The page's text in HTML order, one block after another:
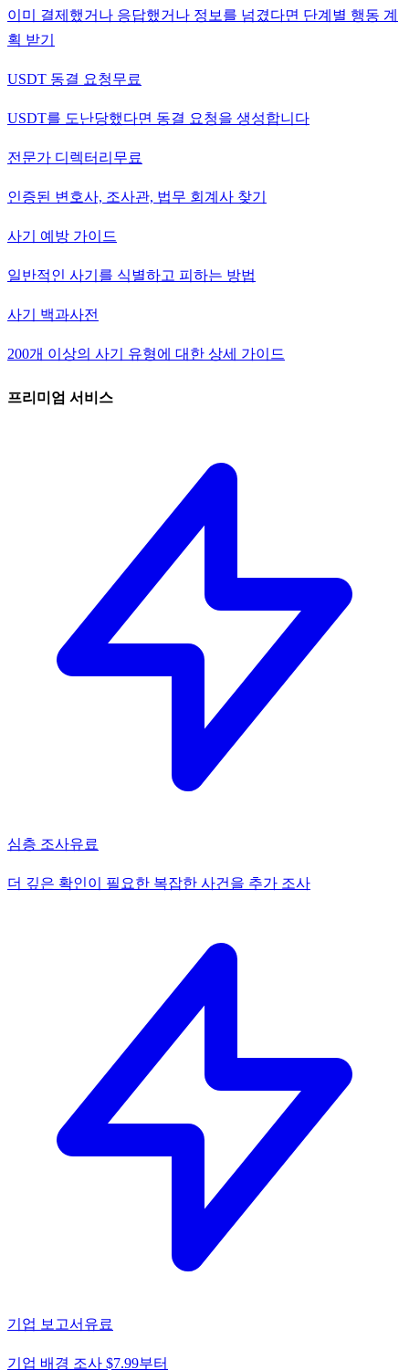
이미 결제했거나 응답했거나 정보를 넘겼다면 단계별 행동 계
획 받기
USDT 동결 요청무료
USDT를 도난당했다면 동결 요청을 생성합니다
전문가 디렉터리 무료
인증된 변호사, 조사관, 법무 회계사 찾기
사기 예방 가이드
일반적인 사기를 식별하고 피하는 방법
사기 백과사전
200개 이상의 사기 유형에 대한 상세 가이드
프리미엄 서비스
심층 조사유료
더 깊은 확인이 필요한 복잡한 사건을 추가 조사
기업 보고서 유료
기업 배경 조사 $7.99부터